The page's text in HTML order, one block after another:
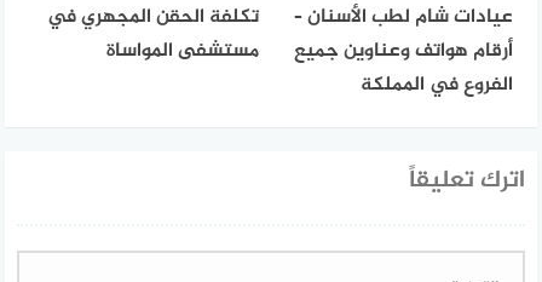
عيادات شام لطب الأسنان –
أرقام هواتف وعناوين جميع
الفروع في المملكة
تكلفة الحقن المجهري في
مستشفى المواساة
اترك تعليقاً